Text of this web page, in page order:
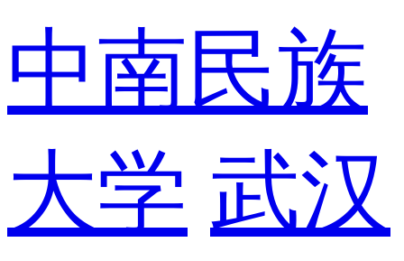
中南民族
大学 武汉